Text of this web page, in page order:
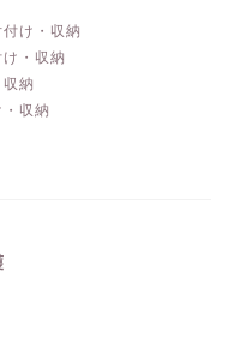
け・収納
・収納
納
収納